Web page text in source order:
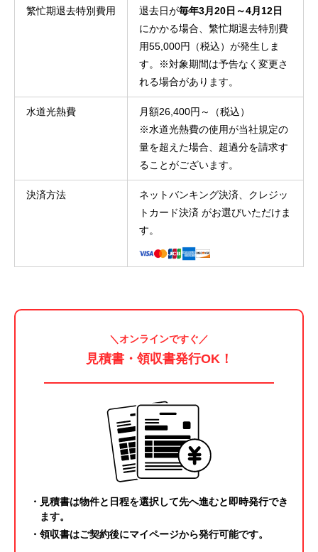
繁忙期退去特別費用 退去日が毎年3月20日～4月12日
にかかる場合、繁忙期退去特別費
用55,000円（税込）が発生しま
す。※対象期間は予告なく変更さ
れる場合があります。
水道光熱費
月額26,400円～（税込）
※水道光熱費の使用が当社規定の
量を超えた場合、超過分を請求す
ることがございます。
決済方法
ネットバンキング決済、クレジッ
トカード決済 がお選びいただけま
す。
＼オンラインですぐ／
見積書・領収書発行OK！
・見積書は物件と日程を選択して先へ進むと即時発行でき
ます。
・領収書はご契約後にマイページから発行可能です。